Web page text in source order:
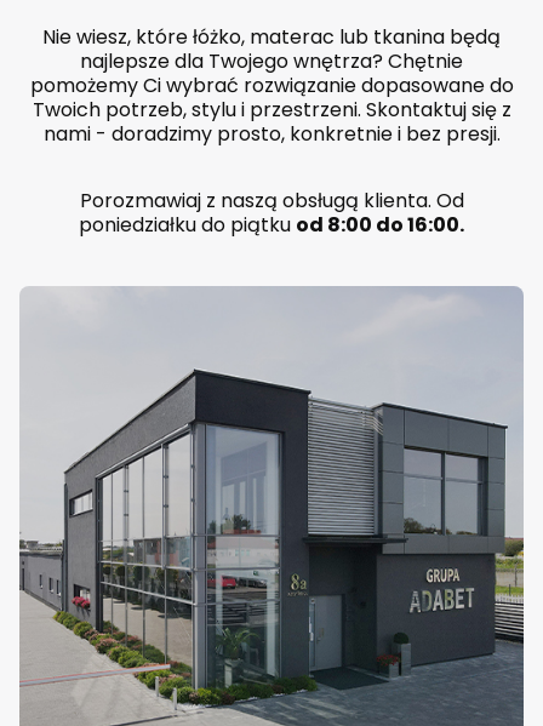
i
e
P
o
l
u
w
y
b
o
r
Nie wiesz, które łóżko, materac lub tkanina będą
najlepsze dla Twojego wnętrza? Chętnie
pomożemy Ci wybrać rozwiązanie dopasowane do
Twoich potrzeb, stylu i przestrzeni. Skontaktuj się z
nami - doradzimy prosto, konkretnie i bez presji.
Porozmawiaj z naszą obsługą klienta. Od
poniedziałku do piątku od 8:00 do 16:00.